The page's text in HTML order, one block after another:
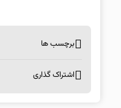
برچسب ها
اشتراک گذاری